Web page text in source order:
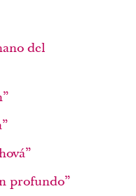
del
profundo”